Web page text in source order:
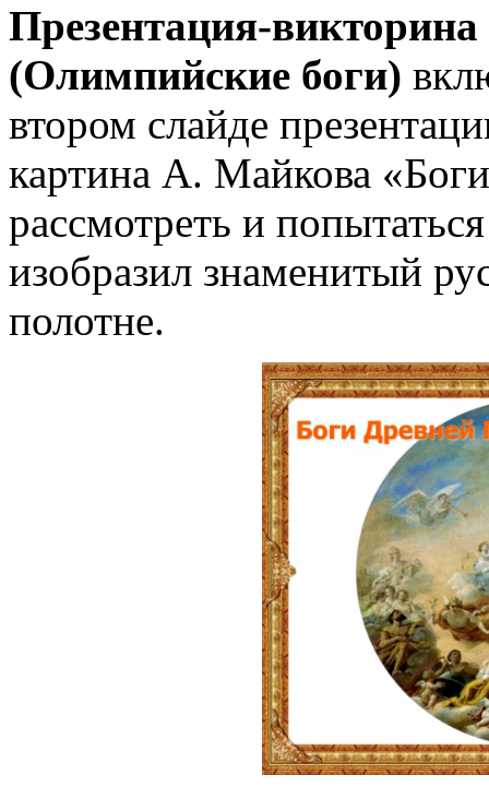
Презентация-
(Олимпийские боги)
втором слайде
картина А. Майкова
рассмотреть и
изобразил знаменитый
полотне.